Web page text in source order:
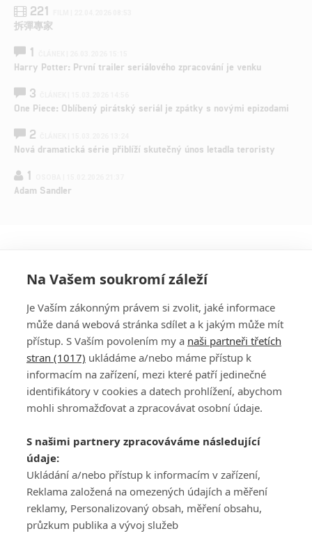
221
拆彈專家
1
Harry Potter: První trailer seriálového zpracování je venku
3
One Piece: Oblíbený pirátský seriál je zpátky s novými epizodami
2
Nová dramatická série přiblíží skutečný únos letadla teroristy
1
Adam Sandler
PŘIHLÁSIT
REGISTROVAT
DISKUZE
Šéfredaktorkou webu jePetr Slavík, e-mailserialy@fandimefilmu.cz
Máte-li zájem o inzerci na našem webu napište nám na e-mail
studio@koncal.com
Ochrana osobních údajů|Zásady používání cookies |Pravidla webu
Upravit nastavení soukromí
Na Vašem soukromí záleží
Je Vaším zákonným právem si zvolit, jaké informace
může daná webová stránka sdílet a k jakým může mít
přístup. S Vaším povolením my a naši partneři třetích
stran (1017) ukládáme a/nebo máme přístup k
informacím na zařízení, mezi které patří jedinečné
identifikátory v cookies a datech prohlížení, abychom
mohli shromažďovat a zpracovávat osobní údaje.
S našimi partnery zpracováváme následující
údaje:
Ukládání a/nebo přístup k informacím v zařízení,
Reklama založená na omezených údajích a měření
reklamy, Personalizovaný obsah, měření obsahu,
průzkum publika a vývoj služeb